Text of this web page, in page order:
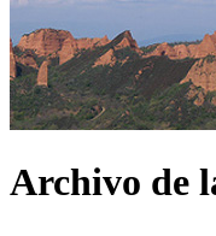
Archivo de